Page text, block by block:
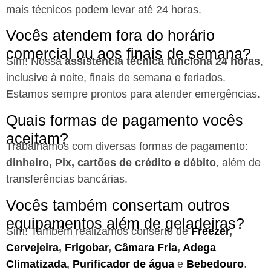
mais técnicos podem levar até 24 horas.
Vocês atendem fora do horário
comercial ou aos finais de semana?
Sim! Nossaassistência técnica funciona 24 horas,
inclusive à noite, finais de semana e feriados.
Estamos sempre prontos para atender emergências.
Quais formas de pagamento vocês
aceitam?
Trabalhamos com diversas formas de pagamento:
dinheiro, Pix, cartões de crédito e débito, além de
transferências bancárias.
Vocês também consertam outros
equipamentos além de geladeiras?
Sim! Também realizamos conserto deFreezer,
Cervejeira, Frigobar, Câmara Fria, Adega
Climatizada, Purificador de água e Bebedouro.